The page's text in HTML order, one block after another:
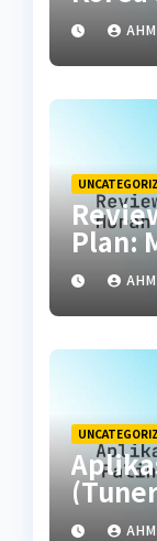
Legal
Plan:
untuk